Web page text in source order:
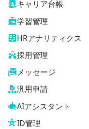
キャリア台帳
学習管理
HRアナリティクス
採用管理
メッセージ
汎用申請
AIアシスタント
ID管理